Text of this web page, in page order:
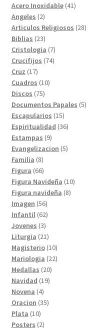
Acero Inoxidable 4141
Angeles 22
productos
Articulos Religiosos 2828
Biblias 2323
productos
Cristologia 77
productos
Crucifijos 7474
Cruz 1717
productos
Cuadros 1010
Discos 7575
productos
Documentos Papales 55
Escapularios 1515
productos
Espiritualidad 3636
Estampas 99
productos
Evangelizacion 55
Familia 88
productos
Figura 6666
productos
Figura Navideña 1010
Figura navideña 88
Imagen 5656
productos
Infantil 6262
productos
Jovenes 33
productos
Liturgia 2121
productos
Magisterio 1010
productos
Mariologia 2222
Medallas 2020
productos
Navidad 1919
Novena 44
productos
Oracion 3535
Plata 1010
productos
Posters 22